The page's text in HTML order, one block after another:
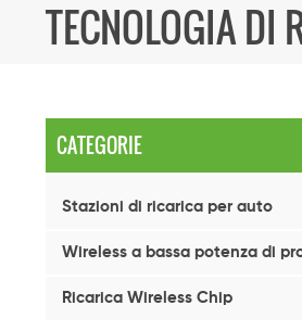
TECNOLOGIA DI
CATEGORIE
Stazioni di ricarica per auto
Wireless a bassa potenza di
Ricarica Wireless Chip